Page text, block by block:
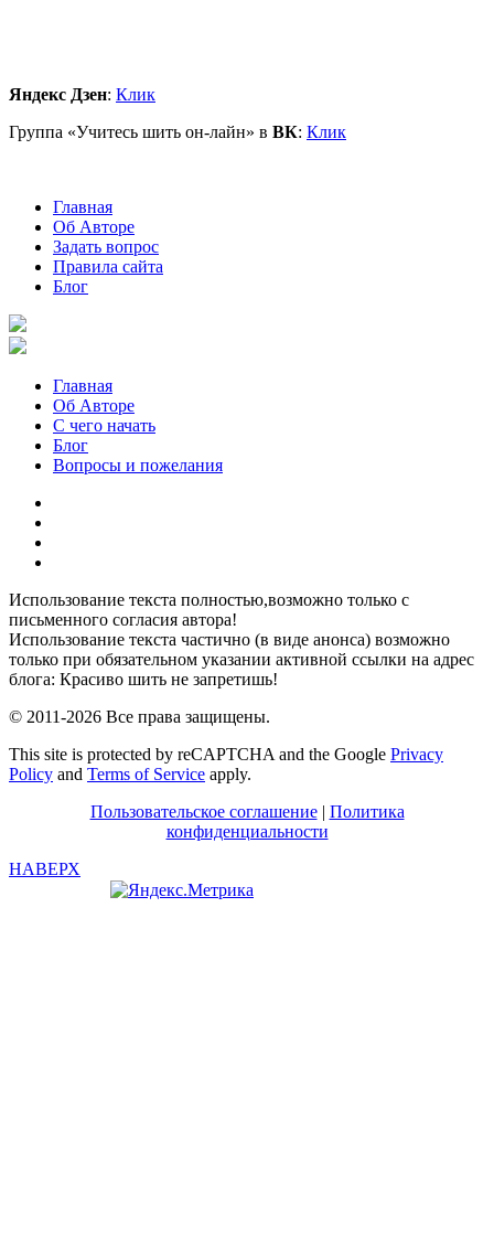
Яндекс Дзен: Клик
Группа «Учитесь шить он-лайн» в ВК: Клик
Главная
Об Авторе
Задать вопрос
Правила сайта
Блог
Главная
Об Авторе
С чего начать
Блог
Вопросы и пожелания
Использование текста полностью,возможно только с
письменного согласия автора!
Использование текста частично (в виде анонса) возможно
только при обязательном указании активной ссылки на адрес
блога: Красиво шить не запретишь!
© 2011-2026 Все права защищены.
This site is protected by reCAPTCHA and the Google Privacy
Policy and Terms of Service apply.
Пользовательское соглашение| Политика
конфиденциальности
НАВЕРХ